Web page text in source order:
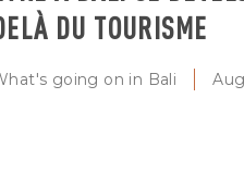
DU TOURISME
going on in Bali